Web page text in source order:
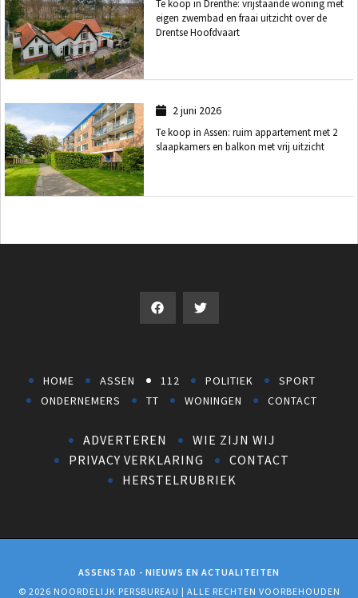
Te koop in Drenthe: vrijstaande woning met
eigen zwembad en fraai uitzicht over de
Drentse Hoofdvaart
2 juni 2026
Te koop in Assen: ruim appartement met 2
slaapkamers en balkon met vrij uitzicht
HOME ASSEN 112 POLITIEK
SPORT
ONDERNEMERS
TT WONINGEN CONTACT
ADVERTEREN
WIE ZIJN WIJ
PRIVACY VERKLARING
CONTACT
HERSTELRUBRIEK
ASSENSTAD - NIEUWS EN ACTUALITEITEN
© 2026 NOORDELIJK PERSBUREAU | ALLE RECHTEN VOORBEHOUDEN